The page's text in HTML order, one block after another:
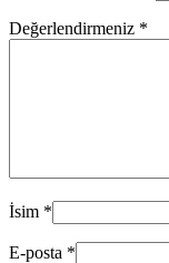
Değerlendirmeniz *
İsim *
E-posta *